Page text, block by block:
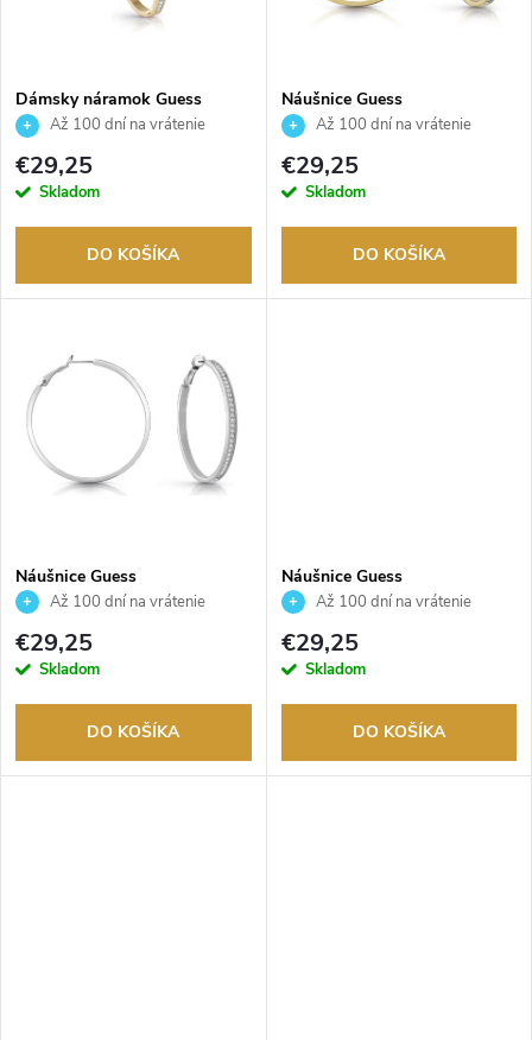
e
p
r
o
u
k
o
v
s
p
r
u
k
o
v
Dámsky náramok Guess
JUBB02248JWYGS
Až 100 dní na vrátenie
tovaru. Autorizovaný predajca.
€29,25
Skladom
DO KOŠÍKA
Náušnice Guess
JUBE02247JWYGT
Až 100 dní na vrátenie
tovaru. Autorizovaný predajca.
€29,25
Skladom
DO KOŠÍKA
Náušnice Guess
JUBE02247JWRHT
Až 100 dní na vrátenie
€29,25
Skladom
DO KOŠÍKA
Náušnice Guess
JUBE02174JWRHT
Až 100 dní na vrátenie
€29,25
Skladom
DO KOŠÍKA